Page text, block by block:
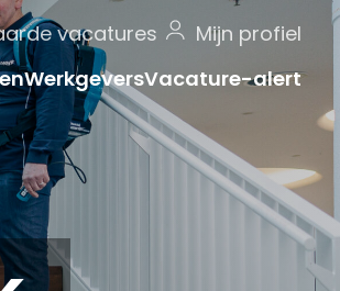
vacatures
Mijn profiel
WerkgeversVacature-alert